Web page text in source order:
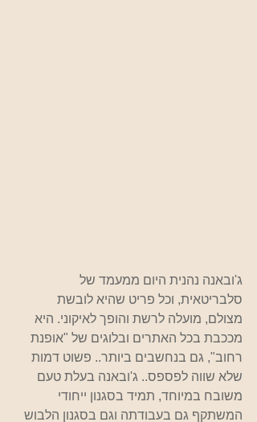
ג'ובאנה נהנית היום ממעמד של
סלבריטאית, וכל פריט שהיא לובשת
מצולם, מועלה לרשת והופך לאיקוני. היא
מככבת בכל האתרים ובלוגים של "אופנת
רחוב", גם בנחשבים ביותר.. פשוט דמות
שלא שווה לפספס.. ג'ובאנה בעלת טעם
משובח במיוחד, תמיד בסגנון ייחודי
המשתקף גם בעבודתה וגם בסגנון הלבוש